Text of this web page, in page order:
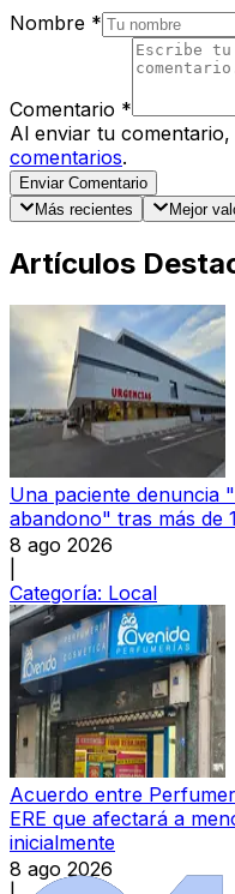
Nombre *
Comentario *
Al enviar tu comentario,
comentarios.
Enviar Comentario
Más recientes
Mejor
Artículos
Una paciente denuncia
abandono" tras más de
8 ago 2026
Categoría: Local
Acuerdo entre
ERE que afectará a
inicialmente
8 ago 2026